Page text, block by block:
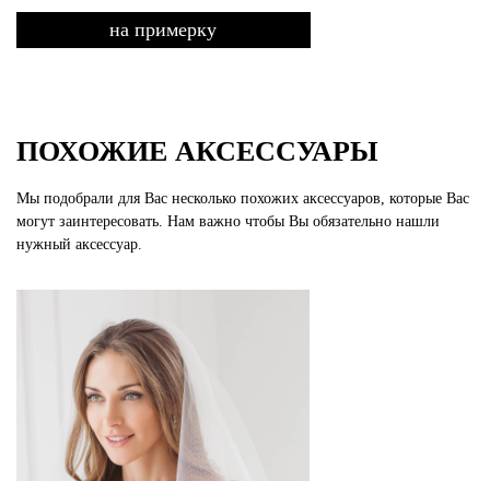
на примерку
ПОХОЖИЕ АКСЕССУАРЫ
Мы подобрали для Вас несколько похожих аксессуаров, которые Вас
могут заинтересовать. Нам важно чтобы Вы обязательно нашли
нужный аксессуар.